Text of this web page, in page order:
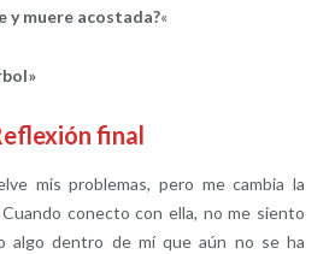
y muere acostada?«
final
mis problemas, pero me cambia la
conecto con ella, no me siento
algo dentro de mí que aún no se ha